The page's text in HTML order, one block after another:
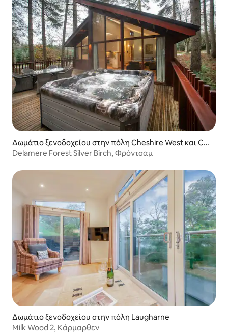
Δωμάτιο ξενοδοχείου στην πόλη Cheshire West και Ch
ester
Delamere Forest Silver Birch, Φρόντσαμ
Δωμάτιο ξενοδοχείου στην πόλη Laugharne
Milk Wood 2, Κάρμαρθεν